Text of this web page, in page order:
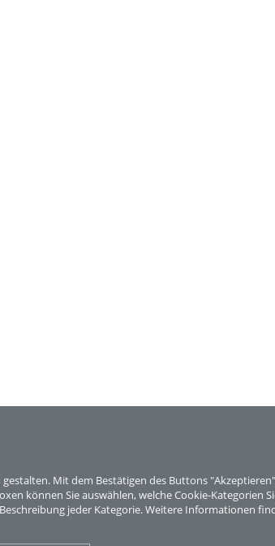
Mit dem Bestätigen des Buttons
können Sie auswählen, welche Cookie-Kategorien
jeder Kategorie. Weitere Informationen